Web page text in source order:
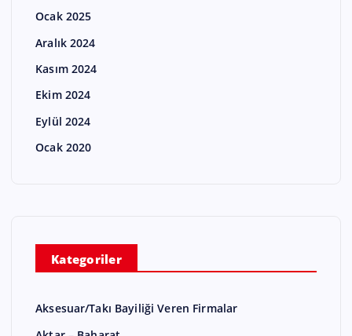
Ocak 2025
Aralık 2024
Kasım 2024
Ekim 2024
Eylül 2024
Ocak 2020
Kategoriler
Aksesuar/Takı Bayiliği Veren Firmalar